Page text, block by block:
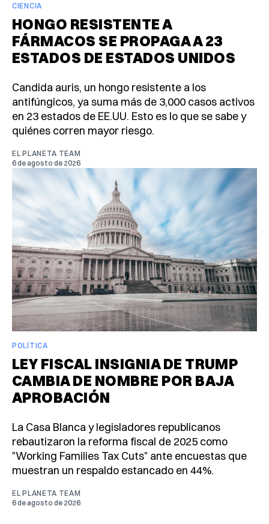
CIENCIA
HONGO RESISTENTE A
FÁRMACOS SE PROPAGA A 23
ESTADOS DE ESTADOS UNIDOS
Candida auris, un hongo resistente a los
antifúngicos, ya suma más de 3,000 casos activos
en 23 estados de EE.UU. Esto es lo que se sabe y
quiénes corren mayor riesgo.
EL PLANETA TEAM
6 de agosto de 2026
POLÍTICA
LEY FISCAL INSIGNIA DE TRUMP
CAMBIA DE NOMBRE POR BAJA
APROBACIÓN
La Casa Blanca y legisladores republicanos
rebautizaron la reforma fiscal de 2025 como
"Working Families Tax Cuts" ante encuestas que
muestran un respaldo estancado en 44%.
EL PLANETA TEAM
6 de agosto de 2026